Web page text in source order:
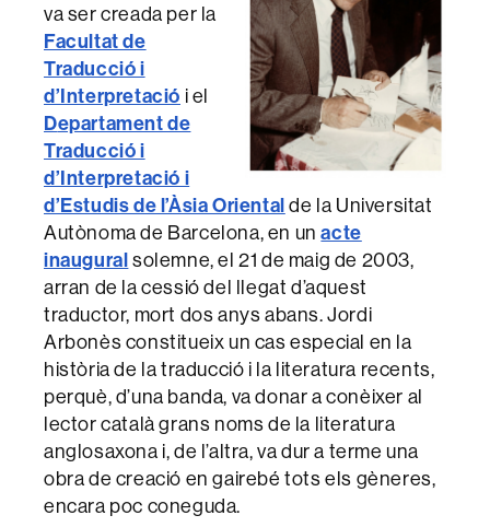
va ser creada per la
Facultat de
Traducció i
d’Interpretació i el
Departament de
Traducció i
d’Interpretació i
d’Estudis de l’Àsia Oriental de la Universitat
Autònoma de Barcelona, en unacte
inaugural solemne, el 21 de maig de 2003,
arran de la cessió del llegat d’aquest
traductor, mort dos anys abans. Jordi
Arbonès constitueix un cas especial en la
història de la traducció i la literatura recents,
perquè, d’una banda, va donar a conèixer al
lector català grans noms de la literatura
anglosaxona i, de l’altra, va dur a terme una
obra de creació en gairebé tots els gèneres,
encara poc coneguda.